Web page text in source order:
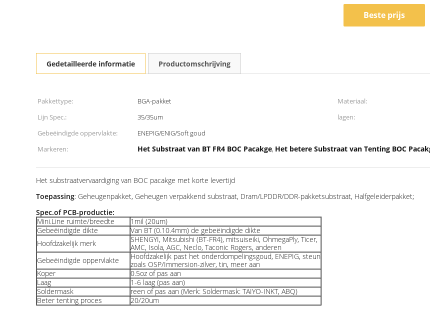
Beste prijs
Gedetailleerde informatie Productomschrijving
Pakkettype: BGA-pakket Materiaal:
Lijn Spec.:
35/35um lagen:
Gebeëindigde oppervlakte:
ENEPIG/ENIG/Soft goud
Markeren:
Het Substraat van BT FR4 BOC Pacakge, Het betere Substraat van Tenting BOC
Het substraatvervaardiging van BOC pacakge met korte levertijd
Toepassing: Geheugenpakket, Geheugen verpakkend substraat, Dram/LPDDR/DDR-pakketsubstraat, Halfgeleiderpakket;
Spec.of PCB-productie:
Mini.Line ruimte/breedte
1mil (20um)
Gebeëindigde dikte
Van BT (0.10.4mm) de gebeëindigde dikte
Hoofdzakelijk merk
SHENGYI, Mitsubishi (BT-FR4), mitsuiseiki, OhmegaPly, Ticer,
AMC, Isola, AGC, Neclo, Taconic Rogers, anderen
Gebeëindigde oppervlakte
Hoofdzakelijk past het onderdompelingsgoud, ENEPIG, steun
zoals OSP/Immersion-zilver, tin, meer aan
Koper
0.5oz of pas aan
Laag
1-6 laag (pas aan)
Soldermask
reen of pas aan (Merk: Soldermask: TAIYO-INKT, ABQ)
Beter tenting proces
20/20um